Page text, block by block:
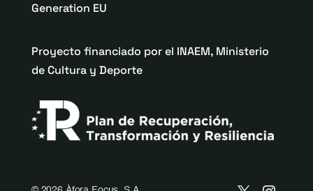
Generation EU
Proyecto financiado por el INAEM, Ministerio
de Cultura y Deporte